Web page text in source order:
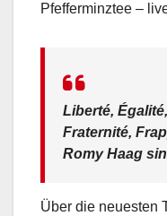
Pfefferminztee –
Liberté,
Fraternité,
Romy Haag
Über die neuesten